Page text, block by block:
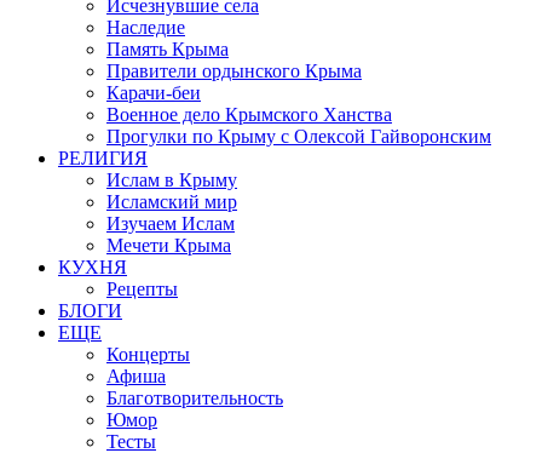
Исчезнувшие села
Наследие
Память Крыма
Правители ордынского Крыма
Карачи-беи
Военное дело Крымского Ханства
Прогулки по Крыму с Олексой Гайворонским
РЕЛИГИЯ
Ислам в Крыму
Исламский мир
Изучаем Ислам
Мечети Крыма
КУХНЯ
Рецепты
БЛОГИ
ЕЩЕ
Концерты
Афиша
Благотворительность
Юмор
Тесты